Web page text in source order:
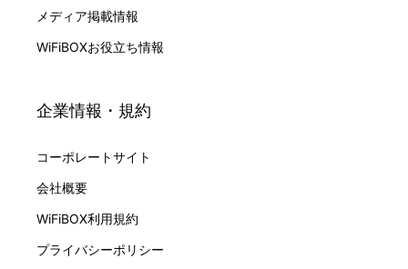
仙台駅:スマホ修理工房 仙台PARCO2店
メディア掲載情報
WiFiBOXお役立ち情報
企業情報・規約
コーポレートサイト
会社概要
WiFiBOX利用規約
プライバシーポリシー